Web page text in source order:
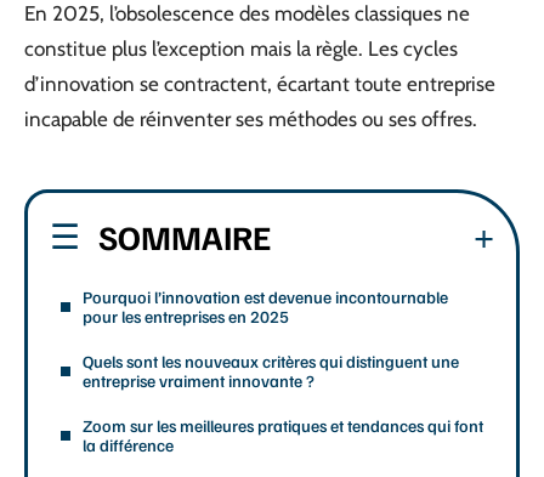
En 2025, l’obsolescence des modèles classiques ne
constitue plus l’exception mais la règle. Les cycles
d’innovation se contractent, écartant toute entreprise
incapable de réinventer ses méthodes ou ses offres.
SOMMAIRE
Pourquoi l’innovation est devenue incontournable
pour les entreprises en 2025
Quels sont les nouveaux critères qui distinguent une
entreprise vraiment innovante ?
Zoom sur les meilleures pratiques et tendances qui font
la différence